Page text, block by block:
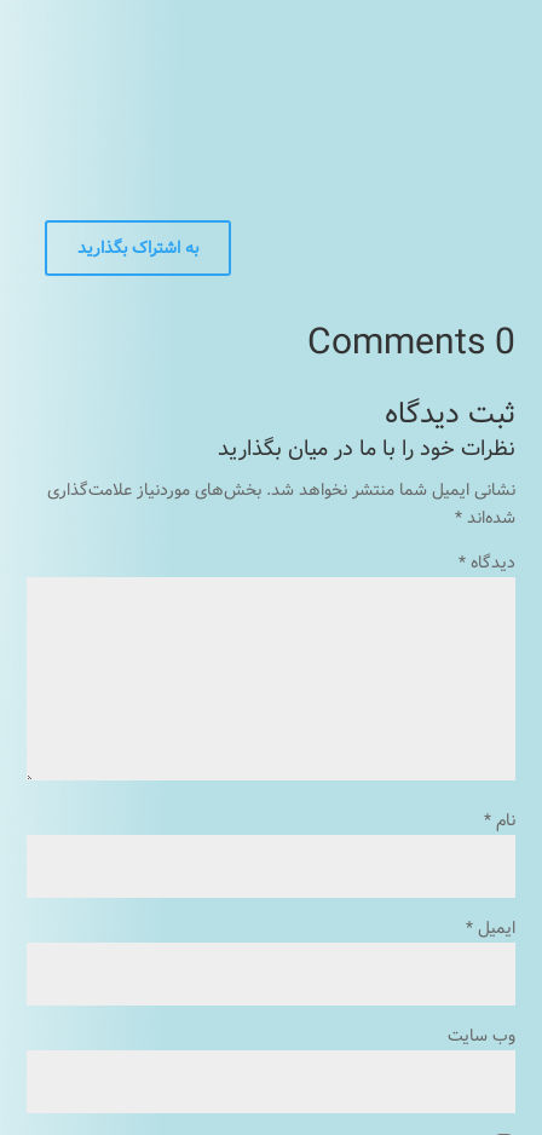
به اشتراک بگذارید
0 Comments
نشانی ایمیل شما منتشر نخواهد شد. بخش‌های موردنیاز علامت‌گذاری
شده‌اند*
دیدگاه*
نام*
ایمیل*
وب‌ سایت